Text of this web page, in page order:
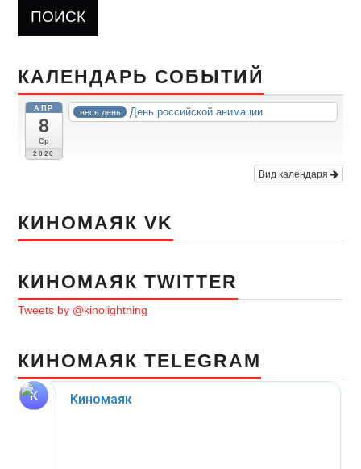
КАЛЕНДАРЬ СОБЫТИЙ
АПР
8
Ср
2020
весь день День российской анимации
Вид календаря
КИНОМАЯК VK
КИНОМАЯК TWITTER
Tweets by @kinolightning
КИНОМАЯК TELEGRAM